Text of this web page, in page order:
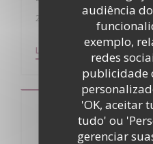
audiência
exemplo,
redes
publicidade
'OK, aceitar
tudo' ou
gerenciar
20/08/2021
LER O ARTIGO ((ABRE NUMA
VER O ARTIGO